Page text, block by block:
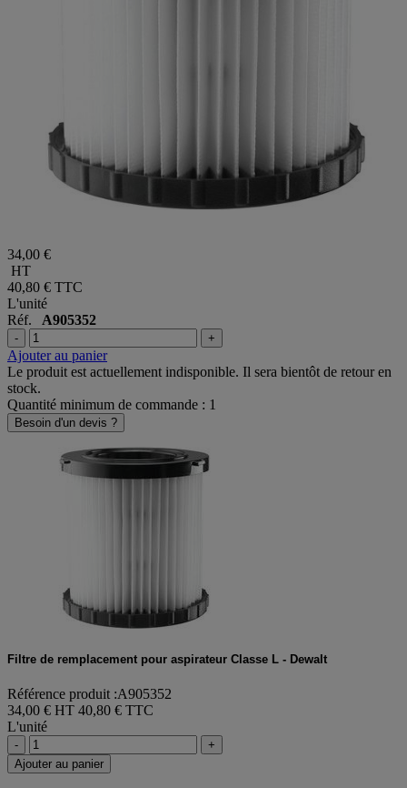
34,00 €
HT
40,80 € TTC
L'unité
Réf. A905352
- +
Ajouter au panier
Le produit est actuellement indisponible. Il sera bientôt de retour en
stock.
Quantité minimum de commande : 1
Besoin d'un devis ?
Filtre de remplacement pour aspirateur Classe L - Dewalt
Référence produit :A905352
34,00 € HT 40,80 € TTC
L'unité
-
+
Ajouter au panier